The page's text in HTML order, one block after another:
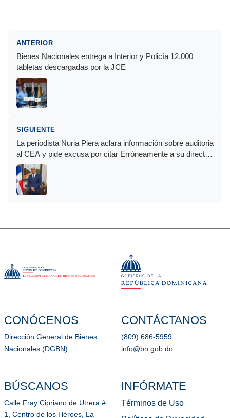
ANTERIOR
Bienes Nacionales entrega a Interior y Policía 12,000
tabletas descargadas por la JCE
SIGUIENTE
La periodista Nuria Piera aclara información sobre auditoria
al CEA y pide excusa por citar Erróneamente a su director
honorifico Rafael Burgos Gómez
CONÓCENOS
Dirección General de Bienes
Nacionales (DGBN)
BÚSCANOS
Calle Fray Cipriano de Utrera #
1, Centro de los Héroes, La
CONTÁCTANOS
(809) 686-5959
info@bn.gob.do
INFÓRMATE
Términos de Uso